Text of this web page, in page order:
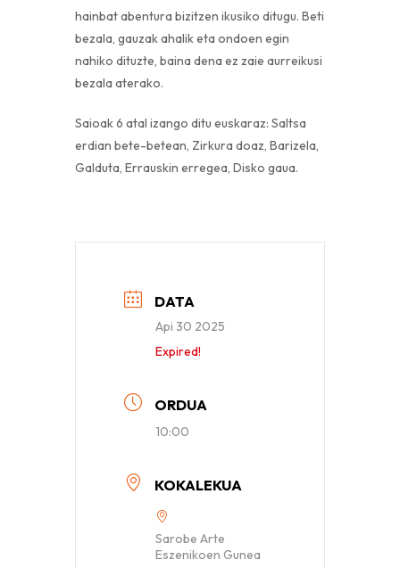
hainbat abentura bizitzen ikusiko ditugu. Beti
bezala, gauzak ahalik eta ondoen egin
nahiko dituzte, baina dena ez zaie aurreikusi
bezala aterako.
Saioak 6 atal izango ditu euskaraz: Saltsa
erdian bete-betean, Zirkura doaz, Barizela,
Galduta, Errauskin erregea, Disko gaua.
DATA
Api 30 2025
Expired!
ORDUA
10:00
KOKALEKUA
Sarobe Arte
Eszenikoen Gunea